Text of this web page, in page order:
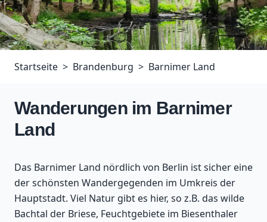
Startseite Brandenburg Barnimer Land
Wanderungen im Barnimer
Land
Das Barnimer Land nördlich von Berlin ist sicher eine
der schönsten Wandergegenden im Umkreis der
Hauptstadt. Viel Natur gibt es hier, so z.B. das wilde
Bachtal der Briese, Feuchtgebiete im Biesenthaler